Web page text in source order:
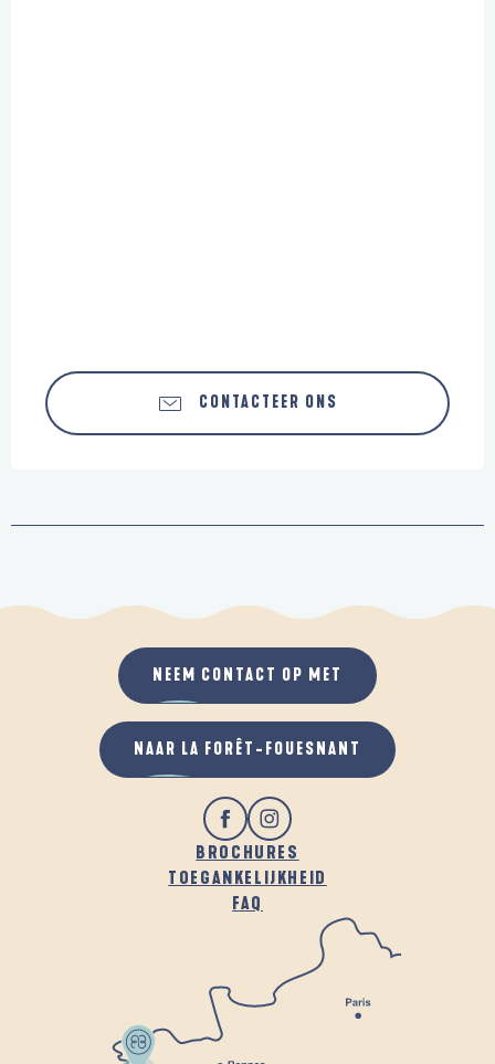
CONTACTEER ONS
BROCHURES
TOEGANKELIJKHEID
FAQ
NEEM CONTACT OP MET
NAAR LA FORÊT-FOUESNANT